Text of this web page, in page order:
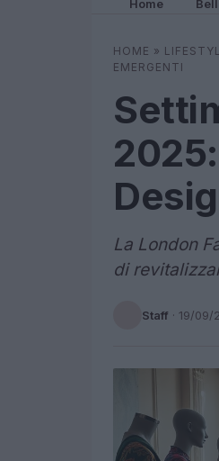
Home
HOME »
EMERGENTI
La London
di
Staff · 19/09/